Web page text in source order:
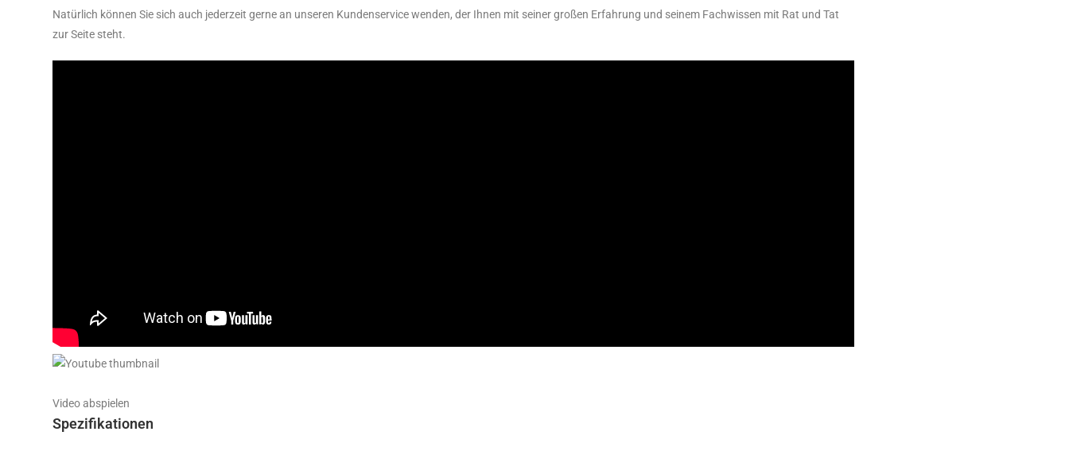
Natürlich können Sie sich auch jederzeit gerne an unseren Kundenservice wenden, der Ihnen mit seiner großen Erfahrung und seinem Fachwissen mit Rat und Tat
zur Seite steht.
Video abspielen
Spezifikationen